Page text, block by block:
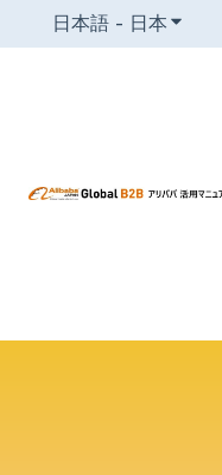
日本語 - 日本 翻訳